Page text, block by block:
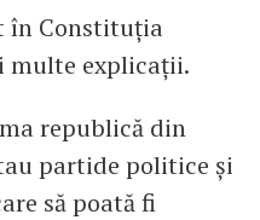
în Constituţia
multe explicaţii.
republică din
partide politice şi
să poată fi